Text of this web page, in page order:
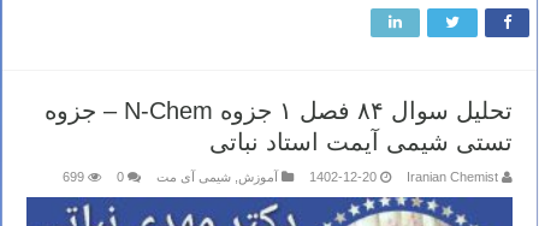
تحلیل سوال ۸۴ فصل ۱ جزوه N-Chem – جزوه
تستی شیمی آیمت استاد نباتی
Iranian Chemist
1402-12-20 آموزش شیمی آی مت 0
699